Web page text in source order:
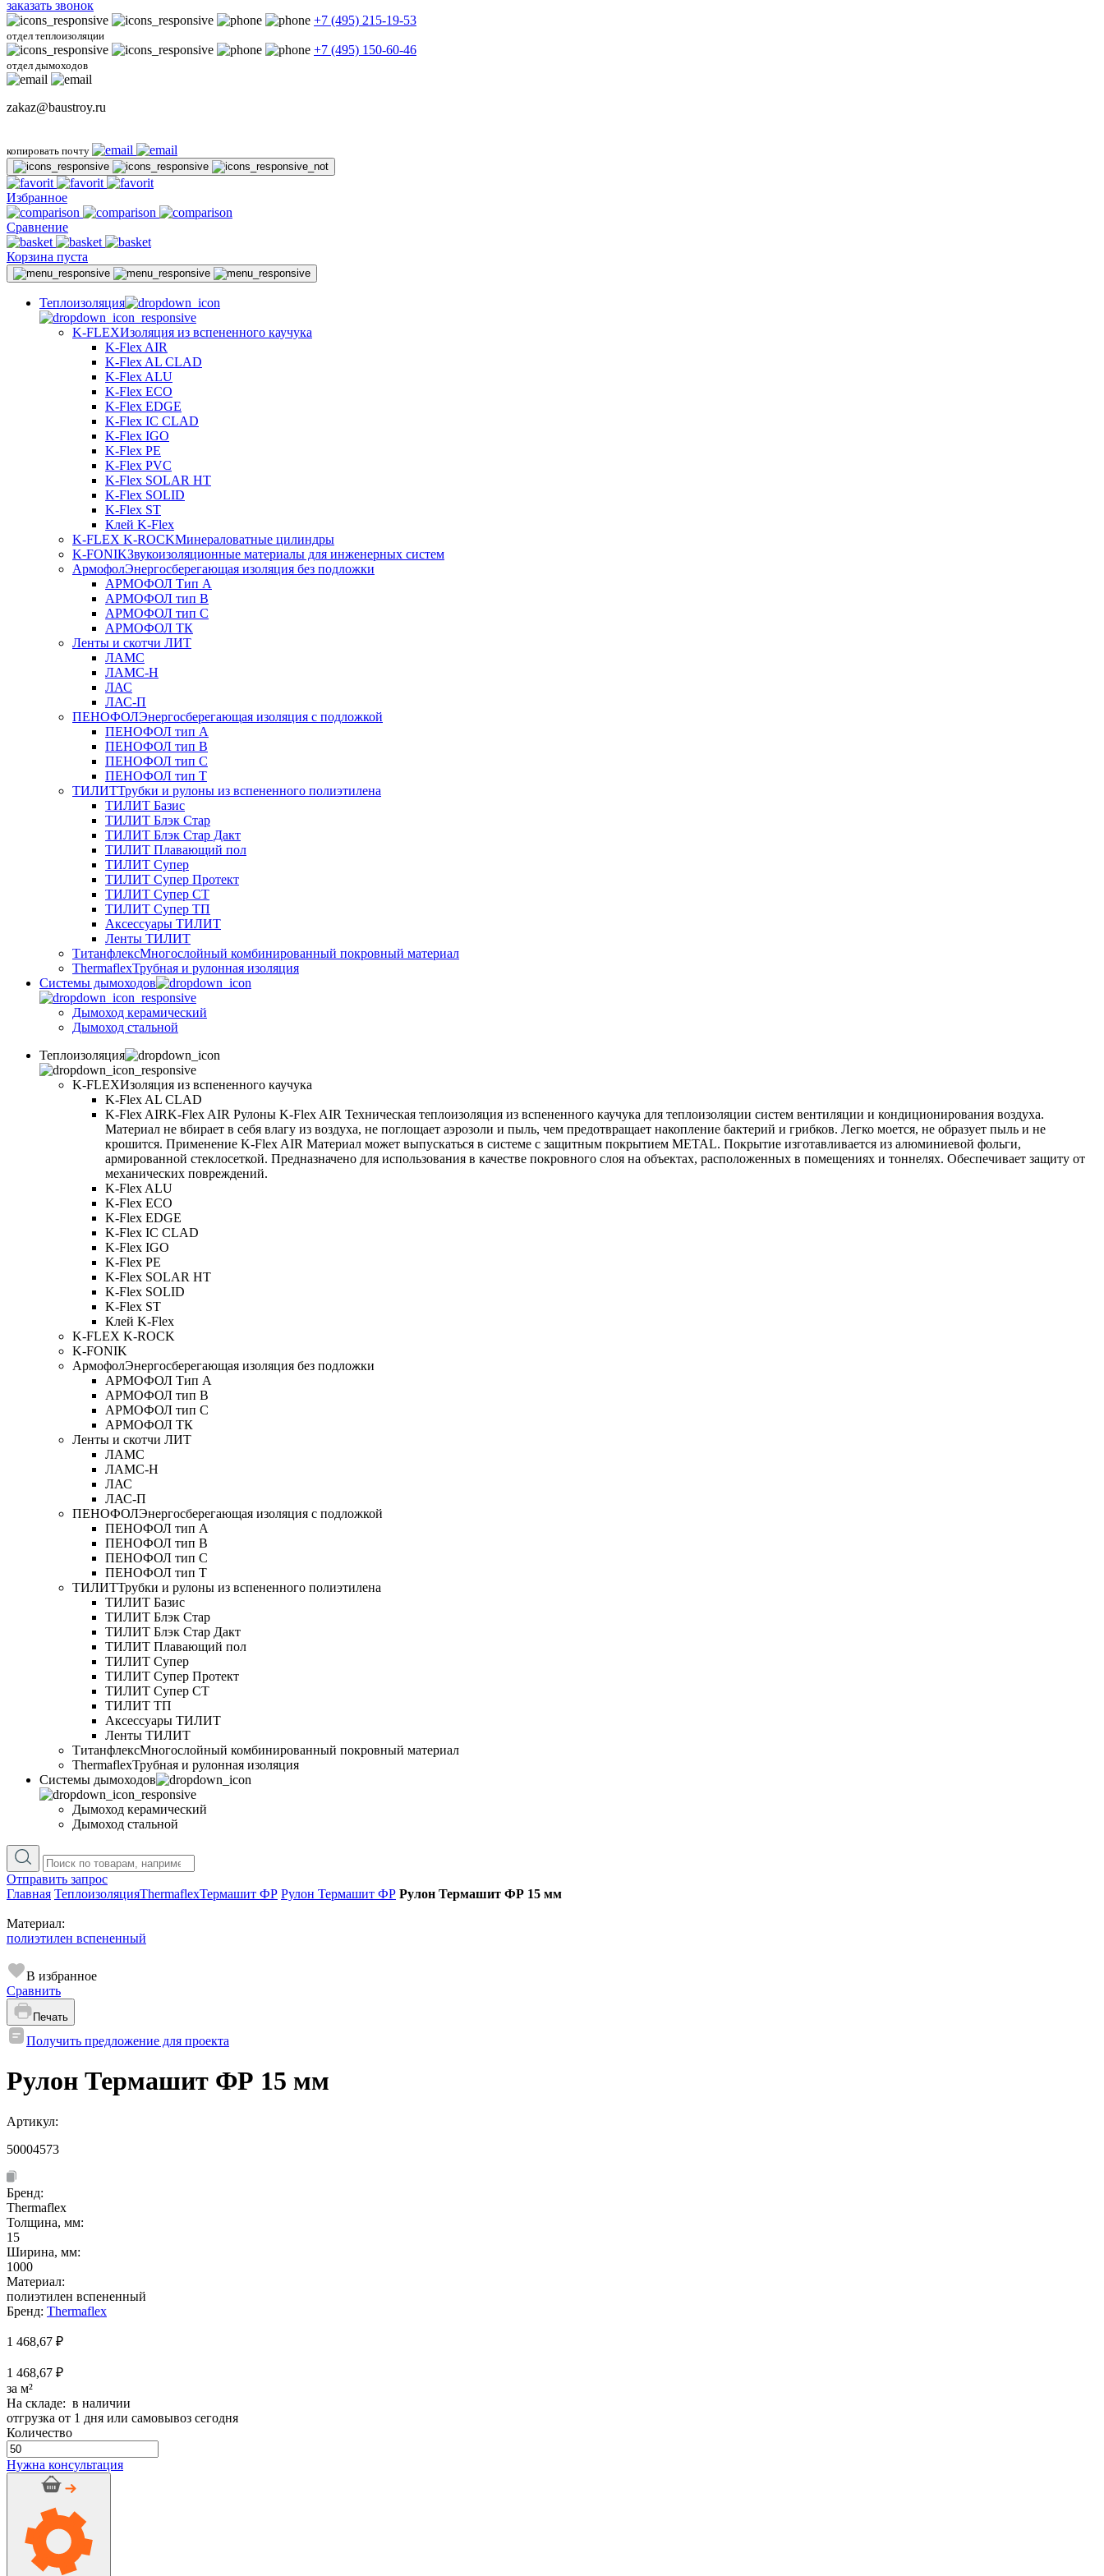
заказать звонок
+7 (495) 215-19-53
отдел теплоизоляции
+7 (495) 150-60-46
отдел дымоходов
zakaz@baustroy.ru
копировать почту
Избранное
Сравнение
Корзина пуста
Теплоизоляция
K-FLEXИзоляция из вспененного каучука
K-Flex AIR
K-Flex AL CLAD
K-Flex ALU
K-Flex ECO
K-Flex EDGE
K-Flex IC CLAD
K-Flex IGO
K-Flex PE
K-Flex PVC
K-Flex SOLAR HT
K-Flex SOLID
K-Flex ST
Клей K-Flex
K-FLEX K-ROCKМинераловатные цилиндры
K-FONIKЗвукоизоляционные материалы для инженерных систем
АрмофолЭнергосберегающая изоляция без подложки
АРМОФОЛ Тип А
АРМОФОЛ тип В
АРМОФОЛ тип C
АРМОФОЛ ТК
Ленты и скотчи ЛИТ
ЛАМС
ЛАМС-Н
ЛАС
ЛАС-П
ПЕНОФОЛЭнергосберегающая изоляция с подложкой
ПЕНОФОЛ тип А
ПЕНОФОЛ тип B
ПЕНОФОЛ тип C
ПЕНОФОЛ тип T
ТИЛИТТрубки и рулоны из вспененного полиэтилена
ТИЛИТ Базис
ТИЛИТ Блэк Стар
ТИЛИТ Блэк Стар Дакт
ТИЛИТ Плавающий пол
ТИЛИТ Супер
ТИЛИТ Супер Протект
ТИЛИТ Супер СТ
ТИЛИТ Супер ТП
Аксессуары ТИЛИТ
Ленты ТИЛИТ
ТитанфлексМногослойный комбинированный покровный материал
ThermaflexТрубная и рулонная изоляция
Cистемы дымоходов
Дымоход керамический
Дымоход стальной
Теплоизоляция
K-FLEXИзоляция из вспененного каучука
K-Flex AL CLAD
K-Flex AIRK-Flex AIR Рулоны K-Flex AIR Техническая теплоизоляция из вспененного каучука для теплоизоляции систем вентиляции и кондиционирования воздуха.
Материал не вбирает в себя влагу из воздуха, не поглощает аэрозоли и пыль, чем предотвращает накопление бактерий и грибков. Легко моется, не образует пыль и не
крошится. Применение K-Flex AIR Материал может выпускаться в системе c защитным покрытием METAL. Покрытие изготавливается из алюминиевой фольги,
армированной стеклосеткой. Предназначено для использования в качестве покровного слоя на объектах, расположенных в помещениях и тоннелях. Обеспечивает защиту от
механических повреждений.
K-Flex ALU
K-Flex ECO
K-Flex EDGE
K-Flex IC CLAD
K-Flex IGO
K-Flex PE
K-Flex SOLAR HT
K-Flex SOLID
K-Flex ST
Клей K-Flex
K-FLEX K-ROCK
K-FONIK
АрмофолЭнергосберегающая изоляция без подложки
АРМОФОЛ Тип А
АРМОФОЛ тип В
АРМОФОЛ тип C
АРМОФОЛ ТК
Ленты и скотчи ЛИТ
ЛАМС
ЛАМС-Н
ЛАС
ЛАС-П
ПЕНОФОЛЭнергосберегающая изоляция с подложкой
ПЕНОФОЛ тип А
ПЕНОФОЛ тип B
ПЕНОФОЛ тип C
ПЕНОФОЛ тип T
ТИЛИТТрубки и рулоны из вспененного полиэтилена
ТИЛИТ Базис
ТИЛИТ Блэк Стар
ТИЛИТ Блэк Стар Дакт
ТИЛИТ Плавающий пол
ТИЛИТ Супер
ТИЛИТ Супер Протект
ТИЛИТ Супер СТ
ТИЛИТ ТП
Аксессуары ТИЛИТ
Ленты ТИЛИТ
ТитанфлексМногослойный комбинированный покровный материал
ThermaflexТрубная и рулонная изоляция
Cистемы дымоходов
Дымоход керамический
Дымоход стальной
Отправить запрос
Главная ТеплоизоляцияThermaflexТермашит ФР Рулон Термашит ФР Рулон Термашит ФР 15 мм
Материал:
полиэтилен вспененный
В избранное
Сравнить
Печать
Получить предложение для проекта
Рулон Термашит ФР 15 мм
Артикул:
50004573
Бренд:
Thermaflex
Толщина, мм:
15
Ширина, мм:
1000
Материал:
полиэтилен вспененный
Бренд: Thermaflex
1 468,67 ₽
1 468,67 ₽
за м²
На складе: в наличии
отгрузка от 1 дня или самовывоз сегодня
Количество
Количество
товара
Рулон
Термашит
Нужна консультация